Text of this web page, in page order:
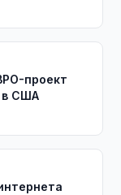
проект
в США